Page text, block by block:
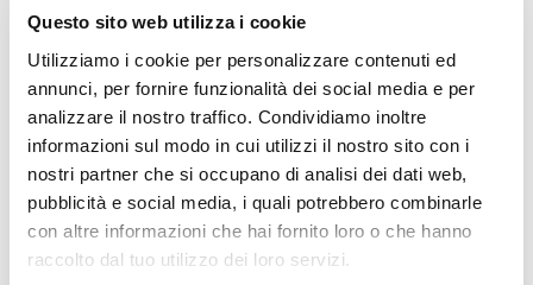
Questo sito web utilizza i cookie
Utilizziamo i cookie per personalizzare contenuti ed
annunci, per fornire funzionalità dei social media e per
analizzare il nostro traffico. Condividiamo inoltre
informazioni sul modo in cui utilizzi il nostro sito con i
nostri partner che si occupano di analisi dei dati web,
pubblicità e social media, i quali potrebbero combinarle
con altre informazioni che hai fornito loro o che hanno
raccolto dal tuo utilizzo dei loro servizi.
ALLENATI CON ME!